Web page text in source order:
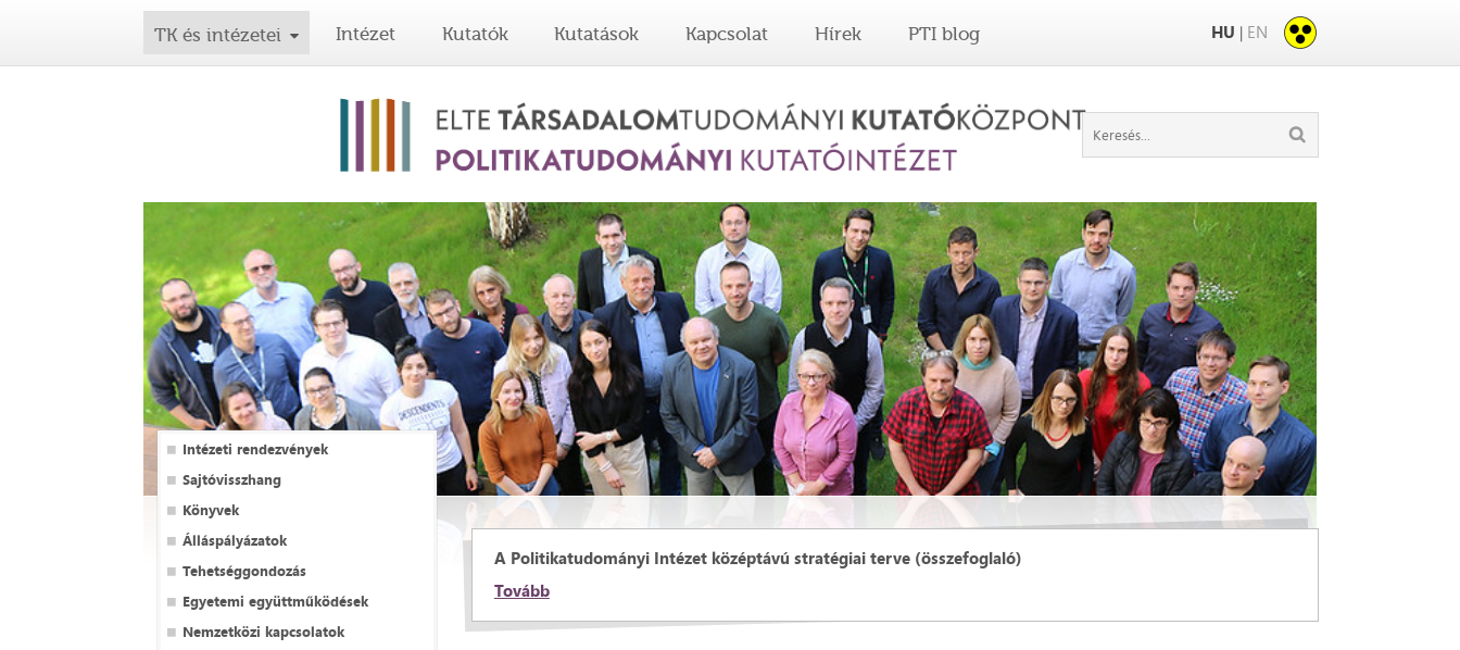
TK és intézetei Intézet Kutatók Kutatások Kapcsolat Hírek PTI blog HU | EN
Intézeti rendezvények
Sajtóvisszhang
Könyvek
Álláspályázatok
Tehetséggondozás
Egyetemi együttműködések
Nemzetközi kapcsolatok
A Politikatudományi Intézet középtávú stratégiai terve (összefoglaló)
Tovább